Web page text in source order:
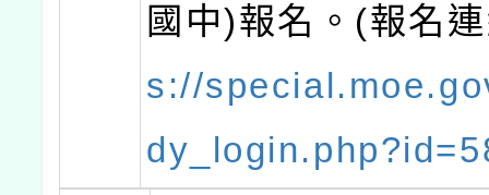
國中)報名。(報名
s://